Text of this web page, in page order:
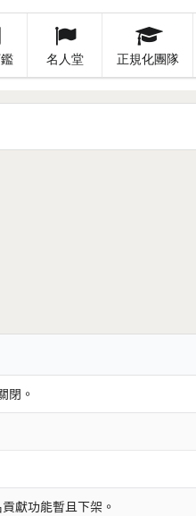
名人堂 正規化團隊
閉。
獻功能暫且下架。